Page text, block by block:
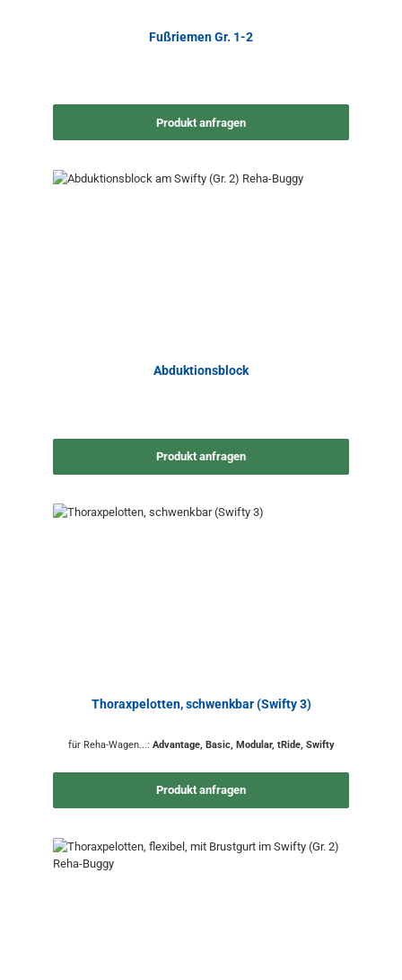
Fußriemen Gr. 1-2
Produkt anfragen
Abduktionsblock
Produkt anfragen
Thoraxpelotten, schwenkbar (Swifty 3)
für Reha-Wagen...: Advantage, Basic, Modular, tRide, Swifty
Produkt anfragen